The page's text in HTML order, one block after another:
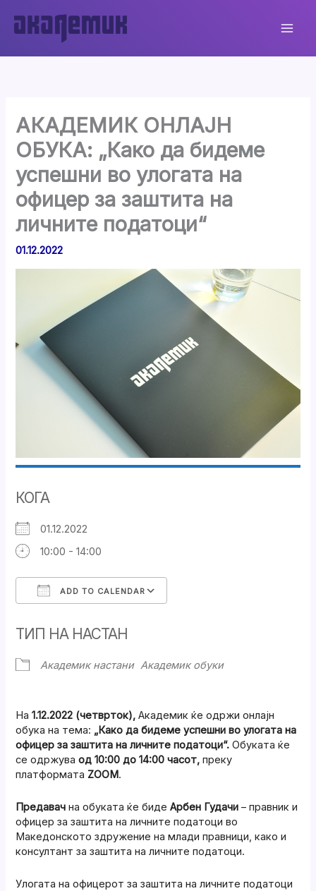
content
АКАДЕМИК ОНЛАЈН
ОБУКА: „Како да бидеме
успешни во улогата на
офицер за заштита на
личните податоци“
01.12.2022
КОГА
01.12.2022
10:00 - 14:00
ADD TO CALENDAR
ТИП НА НАСТАН
Академик настани Академик обуки
На1.12.2022 (четврток), Академик ќе одржи онлајн
обука на тема: „Како да бидеме успешни во улогата на
офицер за заштита на личните податоци“.Обуката ќе
се одржуваод 10:00 до 14:00 часот, преку
платформата ZOOM.
Предавач на обуката ќе бидеАрбен Гудачи– правник и
офицер за заштита на личните податоци во
Македонското здружение на млади правници, како и
консултант за заштита на личните податоци.
Улогата на офицерот за заштита на личните податоци